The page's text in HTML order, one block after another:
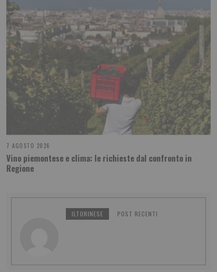
7 AGOSTO 2026
Vino piemontese e clima: le richieste dal confronto in
Regione
ILTORINESE POST RECENTI